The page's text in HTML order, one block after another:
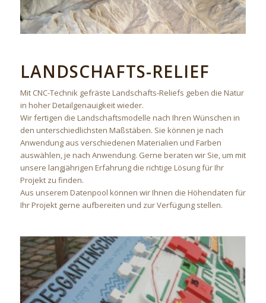
LANDSCHAFTS-RELIEF
Mit CNC-Technik gefräste Landschafts-Reliefs geben die Natur
in hoher Detailgenauigkeit wieder.
Wir fertigen die Landschaftsmodelle nach Ihren Wünschen in
den unterschiedlichsten Maßstäben. Sie können je nach
Anwendung aus verschiedenen Materialien und Farben
auswählen, je nach Anwendung. Gerne beraten wir Sie, um mit
unsere langjährigen Erfahrung die richtige Lösung für Ihr
Projekt zu finden.
Aus unserem Datenpool können wir Ihnen die Höhendaten für
Ihr Projekt gerne aufbereiten und zur Verfügung stellen.